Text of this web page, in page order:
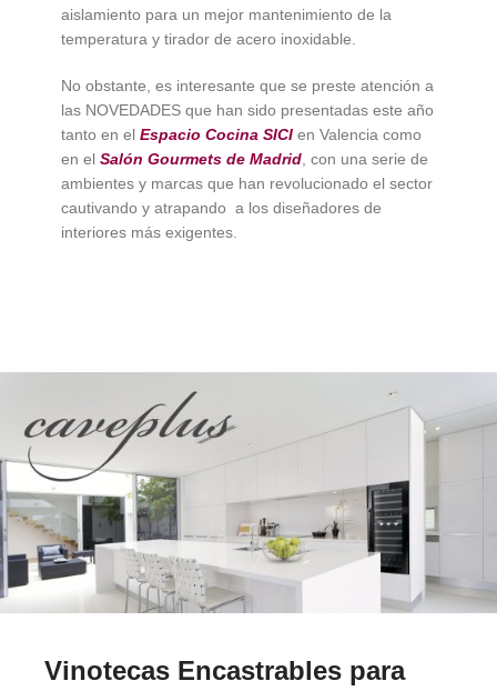
aislamiento para un mejor mantenimiento de la
temperatura y tirador de acero inoxidable.
No obstante, es interesante que se preste atención a
las NOVEDADES que han sido presentadas este año
tanto en el Espacio Cocina SICI en Valencia como
en el Salón Gourmets de Madrid , con una serie de
ambientes y marcas que han revolucionado el sector
cautivando y atrapando a los diseñadores de
interiores más exigentes.
Vinotecas Encastrables para